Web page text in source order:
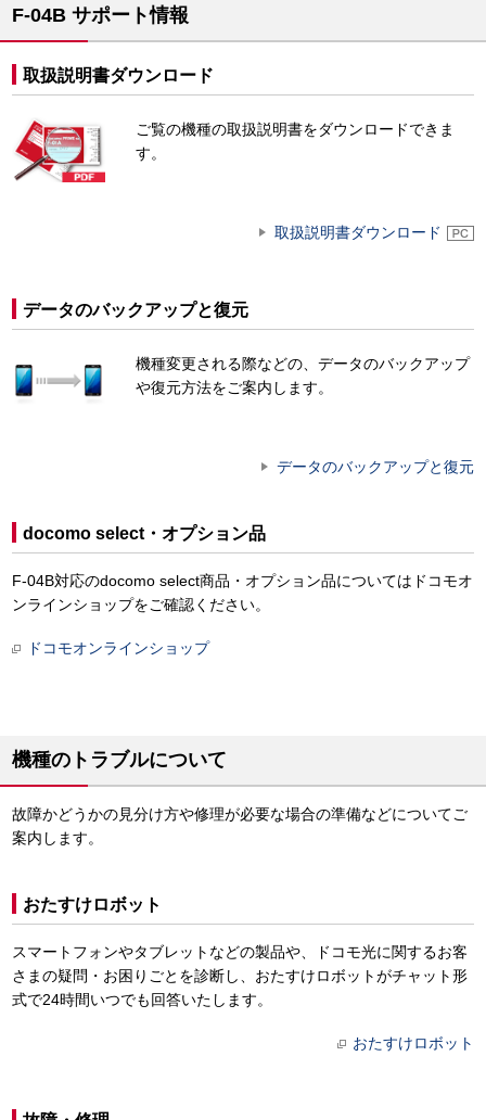
F-04B サポート情報
取扱説明書ダウンロード
ご覧の機種の取扱説明書をダウンロードできま
す。
取扱説明書ダウンロード
データのバックアップと復元
機種変更される際などの、データのバックアップ
や復元方法をご案内します。
データのバックアップと復元
docomo select・オプション品
F-04B対応のdocomo select商品・オプション品についてはドコモオ
ンラインショップをご確認ください。
ドコモオンラインショップ
機種のトラブルについて
故障かどうかの見分け方や修理が必要な場合の準備などについてご
案内します。
おたすけロボット
スマートフォンやタブレットなどの製品や、ドコモ光に関するお客
さまの疑問・お困りごとを診断し、おたすけロボットがチャット形
式で24時間いつでも回答いたします。
おたすけロボット